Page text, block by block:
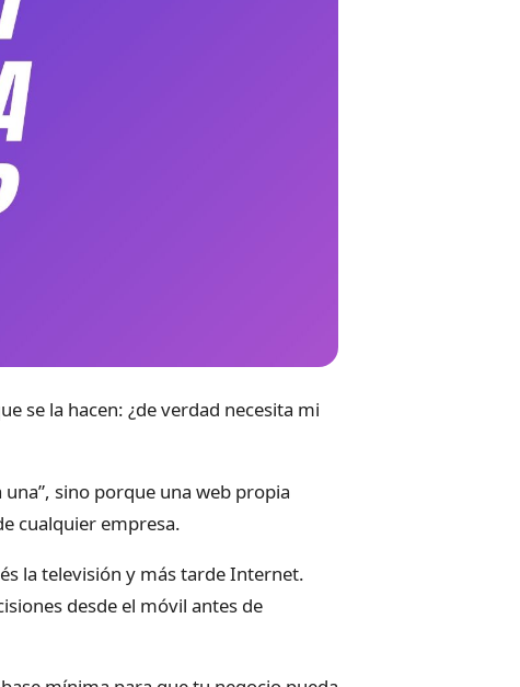
se la hacen: ¿de verdad necesita mi
sino porque una web propia
cualquier empresa.
la televisión y más tarde Internet.
desde el móvil antes de